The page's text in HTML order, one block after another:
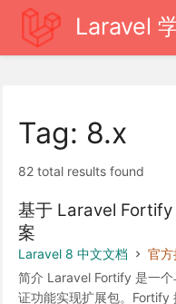
Laravel
Tag: 8.x
82 total results found
基于 Laravel Fortify
案
Laravel 8 中文文档
官
简介 Laravel Fortify 是一
证功能实现扩展包。Fortify